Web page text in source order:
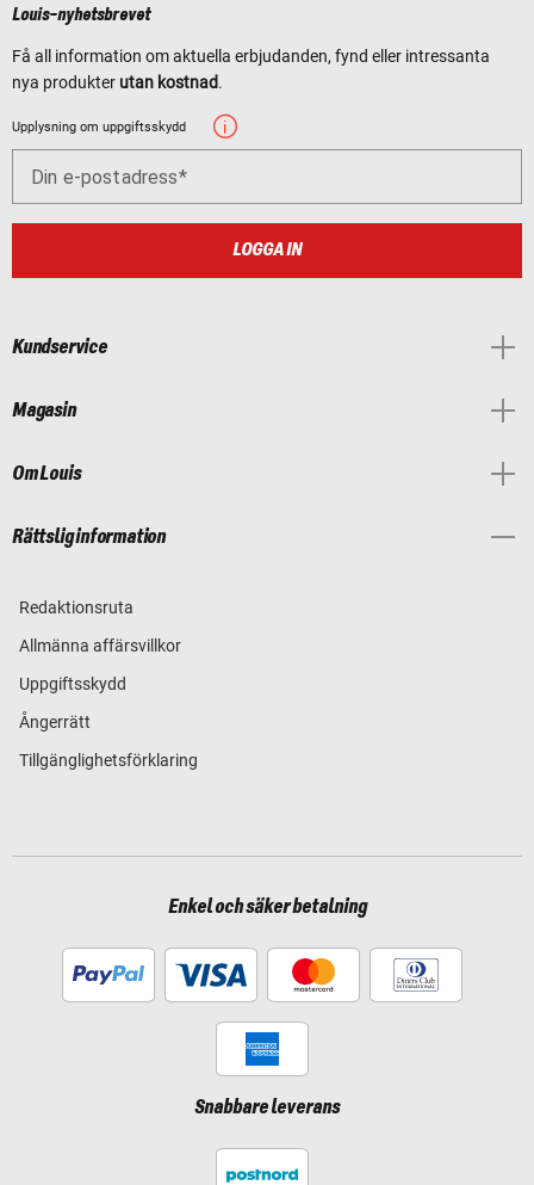
Louis-nyhetsbrevet
Få all information om aktuella erbjudanden, fynd eller intressanta
nya produkter utan kostnad.
Upplysning om uppgiftsskydd
Din e-postadress
LOGGA IN
Kundservice
Magasin
Om Louis
Rättslig information
Redaktionsruta
Allmänna affärsvillkor
Uppgiftsskydd
Ångerrätt
Tillgänglighetsförklaring
Enkel och säker betalning
Snabbare leverans